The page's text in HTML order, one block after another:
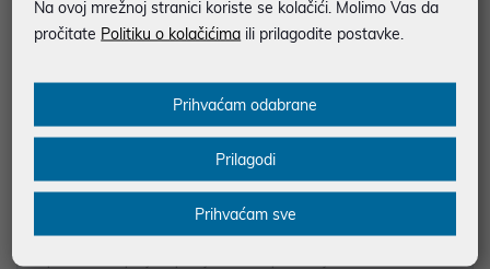
BESPLATNA DOSTAVA ZA NARUDŽBE IZNAD 66,36€
MOGUĆNOST PLAĆANJA NA RATE
Na ovoj mrežnoj stranici koriste se kolačići. Molimo Vas da
pročitate Politiku o kolačićima ili prilagodite postavke.
Prihvaćam odabrane
Prilagodi
Prihvaćam sve